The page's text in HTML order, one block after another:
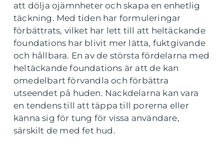
att dölja ojämnheter och skapa en enhetlig
täckning. Med tiden har formuleringar
förbättrats, vilket har lett till att heltäckande
foundations har blivit mer lätta, fuktgivande
och hållbara. En av de största fördelarna med
heltäckande foundations är att de kan
omedelbart förvandla och förbättra
utseendet på huden. Nackdelarna kan vara
en tendens till att täppa till porerna eller
känna sig för tung för vissa användare,
särskilt de med fet hud.